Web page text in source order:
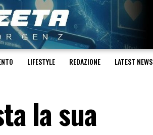
LIFESTYLE REDAZIONE LATEST NEWS
la sua